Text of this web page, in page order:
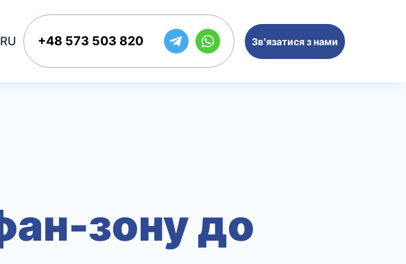
+48 573 503 820 Зв’язатися з нами
зону до